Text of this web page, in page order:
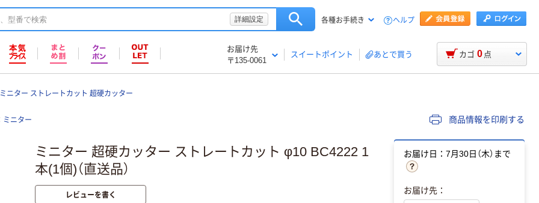
詳細設定 各種お手続き ヘルプ
お届け先
〒135-0061
スイートポイント あとで買う カゴ 0 点
ミニター ストレートカット 超硬カッター
ミニター 商品情報を印刷する
ミニター 超硬カッター ストレートカット φ10 BC4222 1
本(1個)（直送品）
レビューを書く
お届け日：7月30日（木）まで
お届け先：